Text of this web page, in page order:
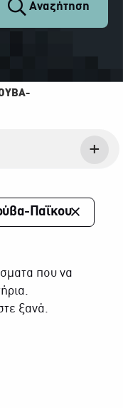
Αναζήτηση
Παΐκου
που να
ξανά.